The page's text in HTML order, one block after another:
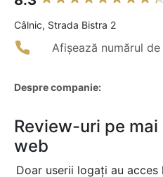
Câlnic, Strada Bistra 2
Afișează numărul
Despre companie:
Review-uri pe
web
Doar userii logați au